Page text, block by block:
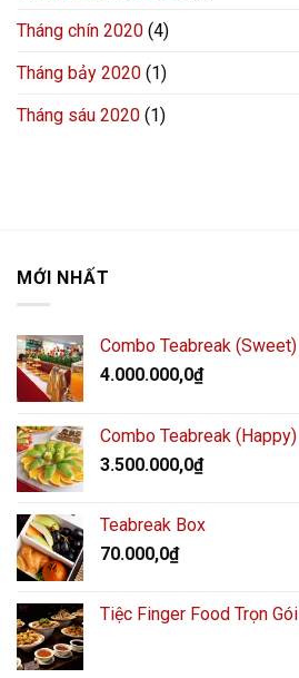
Tháng chín 2020 (4)
Tháng bảy 2020 (1)
Tháng sáu 2020 (1)
MỚI NHẤT
Combo Teabreak (Sweet)
4.000.000,0₫
Combo Teabreak (Happy)
3.500.000,0₫
Teabreak Box
70.000,0₫
Tiệc Finger Food Trọn Gói